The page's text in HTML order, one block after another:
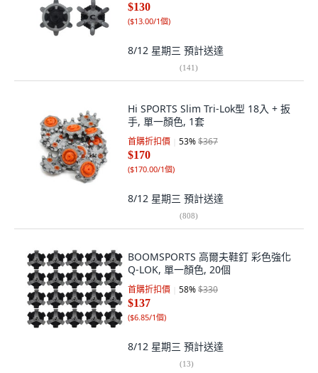
$130
($13.00/1個)
8/12 星期三 預計送達
(141)
Hi SPORTS Slim Tri-Lok型 18入 + 扳
手, 單一顏色, 1套
首購折扣價 53%$367
$170
($170.00/1個)
8/12 星期三 預計送達
(808)
BOOMSPORTS 高爾夫鞋釘 彩色強化
Q-LOK, 單一顏色, 20個
首購折扣價 58%$330
$137
($6.85/1個)
8/12 星期三 預計送達
(13)